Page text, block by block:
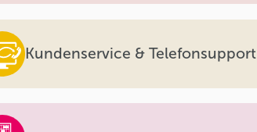
Kundenservice & Telefonsupport